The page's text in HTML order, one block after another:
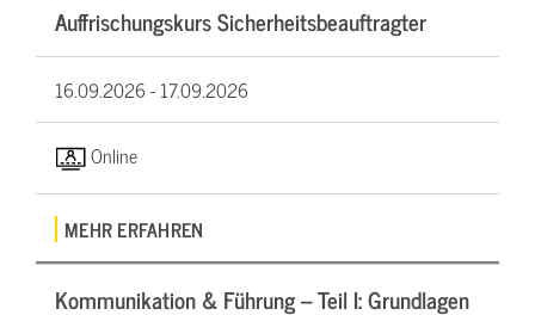
Auffrischungskurs Sicherheitsbeauftragter
16.09.2026 -17.09.2026
Online
MEHR ERFAHREN
Kommunikation & Führung – Teil I: Grundlagen